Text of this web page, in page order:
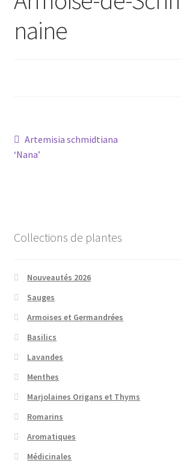
Conseils
naine
Navigation
de
Article
précédent :
Artemisia schmidtiana
‘Nana’
Collections de plantes
Nouveautés 2026
Sauges
Armoises et Germandrées
Basilics
Lavandes
Menthes
Marjolaines Origans et Thyms
Romarins
Aromatiques
Médicinales